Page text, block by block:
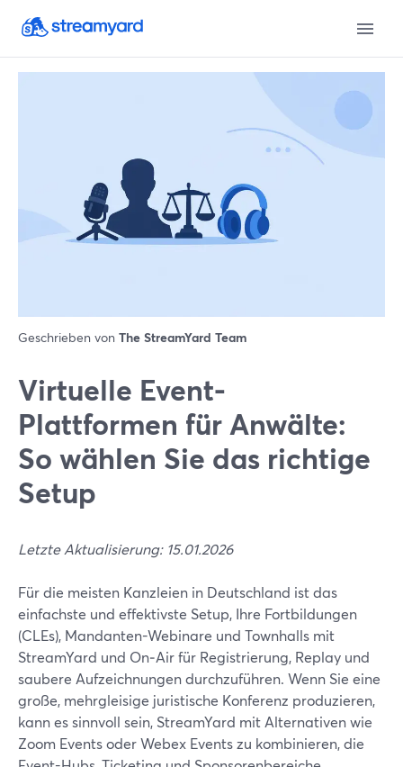
Geschrieben von The StreamYard Team
Virtuelle Event-
Plattformen für Anwälte:
So wählen Sie das richtige
Setup
Letzte Aktualisierung: 15.01.2026
Für die meisten Kanzleien in Deutschland ist das
einfachste und effektivste Setup, Ihre Fortbildungen
(CLEs), Mandanten-Webinare und Townhalls mit
StreamYard und On‑Air für Registrierung, Replay und
saubere Aufzeichnungen durchzuführen. Wenn Sie eine
große, mehrgleisige juristische Konferenz produzieren,
kann es sinnvoll sein, StreamYard mit Alternativen wie
Zoom Events oder Webex Events zu kombinieren, die